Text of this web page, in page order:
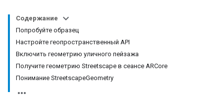
Содержание
Попробуйте образец
Настройте геопространственный API
Включить геометрию уличного пейзажа
Получите геометрию Streetscape в сеансе ARCore
Понимание StreetscapeGeometry